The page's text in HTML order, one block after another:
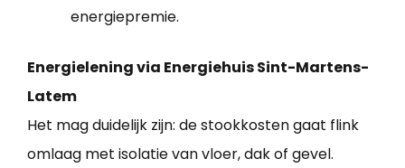
energiepremie.
Energielening via Energiehuis Sint-Martens-
Latem
Het mag duidelijk zijn: de stookkosten gaat flink
omlaag met isolatie van vloer, dak of gevel.